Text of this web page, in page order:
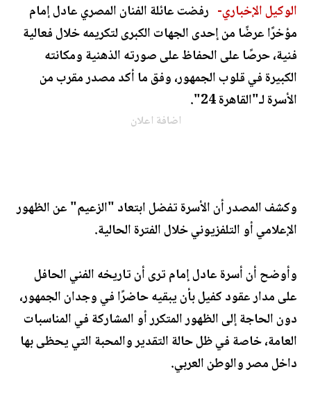
الوكيل الإخباري- رفضت عائلة الفنان المصري عادل إمام
مؤخرًا عرضًا من إحدى الجهات الكبرى لتكريمه خلال فعالية
فنية، حرصًا على الحفاظ على صورته الذهنية ومكانته
الكبيرة في قلوب الجمهور، وفق ما أكد مصدر مقرب من
الأسرة لـ"القاهرة 24".
اضافة اعلان
وكشف المصدر أن الأسرة تفضل ابتعاد "الزعيم" عن الظهور
الإعلامي أو التلفزيوني خلال الفترة الحالية.
وأوضح أن أسرة عادل إمام ترى أن تاريخه الفني الحافل
على مدار عقود كفيل بأن يبقيه حاضرًا في وجدان الجمهور،
دون الحاجة إلى الظهور المتكرر أو المشاركة في المناسبات
العامة، خاصة في ظل حالة التقدير والمحبة التي يحظى بها
داخل مصر والوطن العربي.